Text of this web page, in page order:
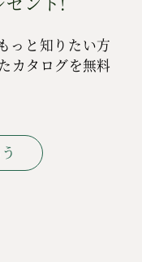
っと知りたい方
カタログを無料